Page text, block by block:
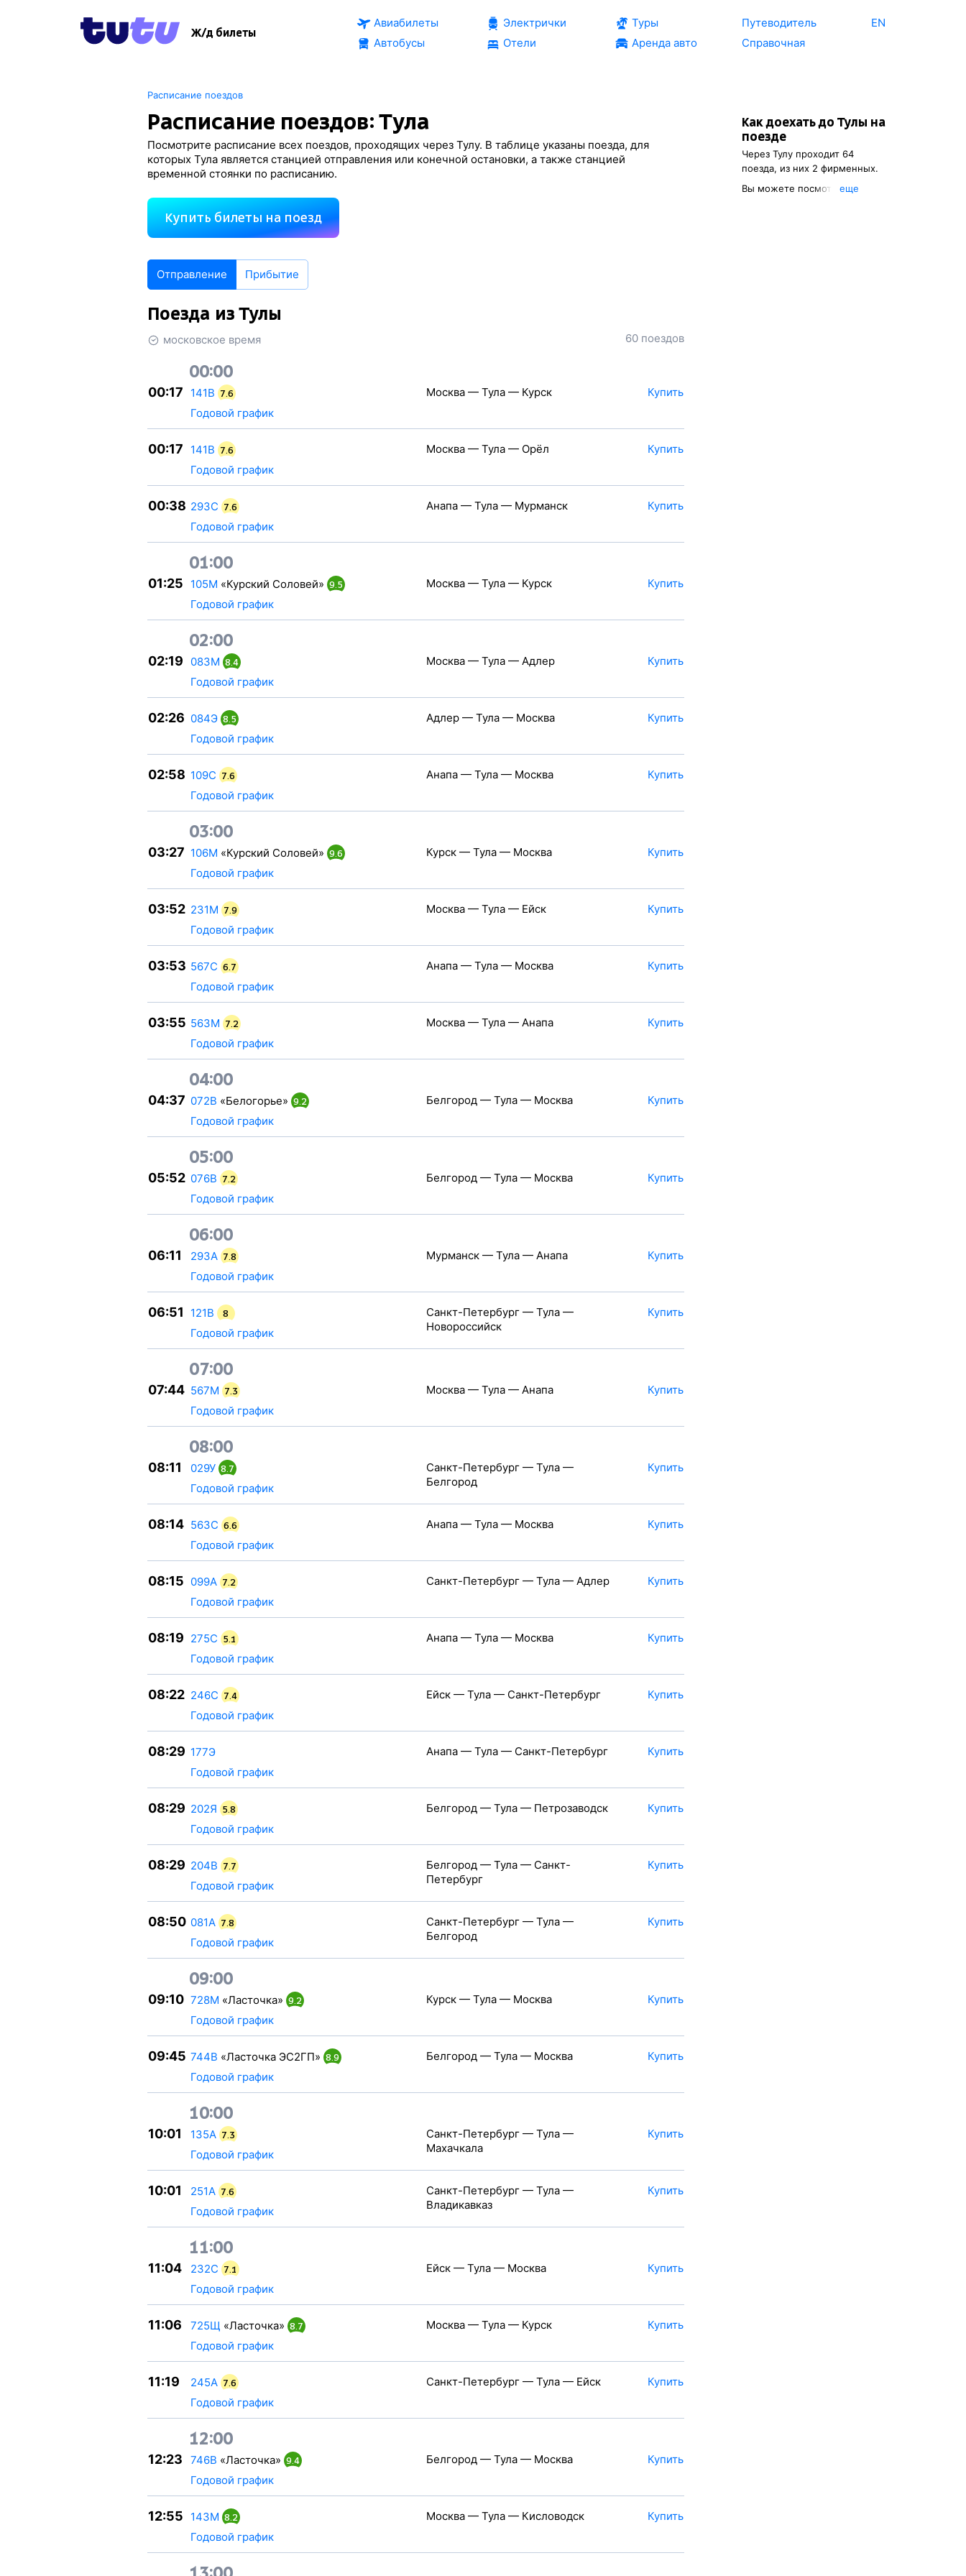
Ж/д билеты
Авиабилеты
Автобусы
Электрички
Отели
Туры
Аренда авто
Путеводитель
Справочная
EN
Расписание поездов
Расписание поездов: Тула
Посмотрите расписание всех поездов, проходящих через Тулу. В таблице указаны поезда, для
которых Тула является станцией отправления или конечной остановки, а также станцией
временной стоянки по расписанию.
Купить билеты на поезд
Отправление Прибытие
Поезда из Тулы
московское время 60 поездов
00:00
00:17 141В 7.6
Москва — Тула — Курск
Годовой график
Купить
00:17 141В 7.6
Москва — Тула — Орёл
Годовой график
Купить
00:38 293С 7.6
Анапа — Тула — Мурманск
Годовой график
Купить
01:00
01:25 105М «Курский Соловей» 9.5
Москва — Тула — Курск
Годовой график
Купить
02:00
02:19 083М 8.4
Москва — Тула — Адлер
Годовой график
Купить
02:26 084Э 8.5
Адлер — Тула — Москва
Годовой график
Купить
02:58 109С 7.6
Анапа — Тула — Москва
Годовой график
Купить
03:00
03:27 106М «Курский Соловей» 9.6
Курск — Тула — Москва
Годовой график
Купить
03:52 231М 7.9
Москва — Тула — Ейск
Годовой график
Купить
03:53 567С 6.7
Анапа — Тула — Москва
Годовой график
Купить
03:55 563М 7.2
Москва — Тула — Анапа
Годовой график
Купить
04:00
04:37 072В «Белогорье» 9.2
Белгород — Тула — Москва
Годовой график
Купить
05:00
05:52 076В 7.2
Белгород — Тула — Москва
Годовой график
Купить
06:00
06:11 293А 7.8
Мурманск — Тула — Анапа
Годовой график
Купить
06:51 121В 8
Санкт-Петербург — Тула —
Новороссийск
Годовой график
Купить
07:00
07:44 567М 7.3
Москва — Тула — Анапа
Годовой график
Купить
08:00
08:11 029У 8.7
Санкт-Петербург — Тула —
Белгород
Годовой график
Купить
08:14 563С 6.6
Анапа — Тула — Москва
Годовой график
Купить
08:15 099А 7.2
Санкт-Петербург — Тула — Адлер
Годовой график
Купить
08:19 275С 5.1
Анапа — Тула — Москва
Годовой график
Купить
08:22 246С 7.4
Ейск — Тула — Санкт-Петербург
Годовой график
Купить
08:29 177Э
Анапа — Тула — Санкт-Петербург
Годовой график
Купить
08:29 202Я 5.8
Белгород — Тула — Петрозаводск
Годовой график
Купить
08:29 204В 7.7
Белгород — Тула — Санкт-
Петербург
Годовой график
Купить
08:50 081А 7.8
Санкт-Петербург — Тула —
Белгород
Годовой график
Купить
09:00
09:10 728М «Ласточка» 9.2
Курск — Тула — Москва
Годовой график
Купить
09:45 744В «Ласточка ЭС2ГП» 8.9
Белгород — Тула — Москва
Годовой график
Купить
10:00
10:01 135А 7.3
Санкт-Петербург — Тула —
Махачкала
Годовой график
Купить
10:01 251А 7.6
Санкт-Петербург — Тула —
Владикавказ
Годовой график
Купить
11:00
11:04 232С 7.1
Ейск — Тула — Москва
Годовой график
Купить
11:06 725Щ «Ласточка» 8.7
Москва — Тула — Курск
Годовой график
Купить
11:19 245А 7.6
Санкт-Петербург — Тула — Ейск
Годовой график
Купить
12:00
12:23 746В «Ласточка» 9.4
Белгород — Тула — Москва
Годовой график
Купить
12:55 143М 8.2
Москва — Тула — Кисловодск
Годовой график
Купить
Как доехать до Тулы на
поезде
Через Тулупроходит 64
поезда, из них 2 фирменных.
Вы можете посмотреть
eще